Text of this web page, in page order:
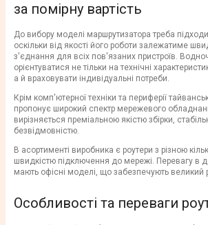
за помірну вартість
До вибору моделі маршрутизатора треба
оскільки від якості його роботи залежатиме
з'єднання для всіх пов'язаних пристроїв.
орієнтуватися не тільки на технічні
а й враховувати індивідуальні потреби.
Крім комп'ютерної техніки та периферії
пропонує широкий спектр мережевого
вирізняється преміальною якістю збірки,
безвідмовністю.
В асортименті виробника є роутери з різною
швидкістю підключення до мережі. Перевагу в
мають офісні моделі, що забезпечують великий
Особливості та переваги